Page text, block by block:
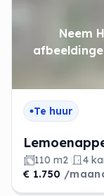
Neem
Te huur
110 m2 4
€ 1.750 /